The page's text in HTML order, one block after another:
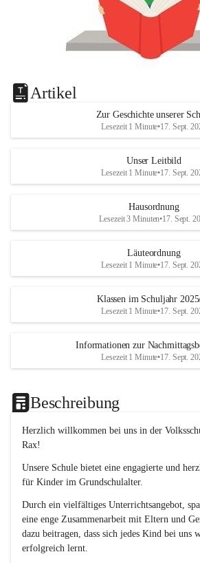
Artikel
Zur Geschichte unserer
Lesezeit 1 Minute•17. Sept.
Unser Leitbild
Lesezeit 1 Minute•17. Sept.
Hausordnung
Lesezeit 3 Minuten•17. Sept.
Läuteordnung
Lesezeit 1 Minute•17. Sept.
Klassen im Schuljahr
Lesezeit 1 Minute•17. Sept.
Informationen zur
Lesezeit 1 Minute•17. Sept.
Beschreibung
Herzlich willkommen bei uns in der
Rax!
Unsere Schule bietet eine engagierte und
für Kinder im Grundschulalter.
Durch ein vielfältiges Unterrichtsangebot,
eine enge Zusammenarbeit mit Eltern und
dazu beitragen, dass sich jedes Kind bei uns
erfolgreich lernt.